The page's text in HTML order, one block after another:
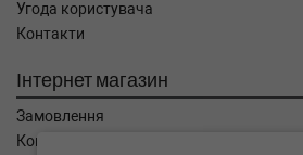
Угода користувача
Контакти
Інтернет магазин
Замовлення
Кошик